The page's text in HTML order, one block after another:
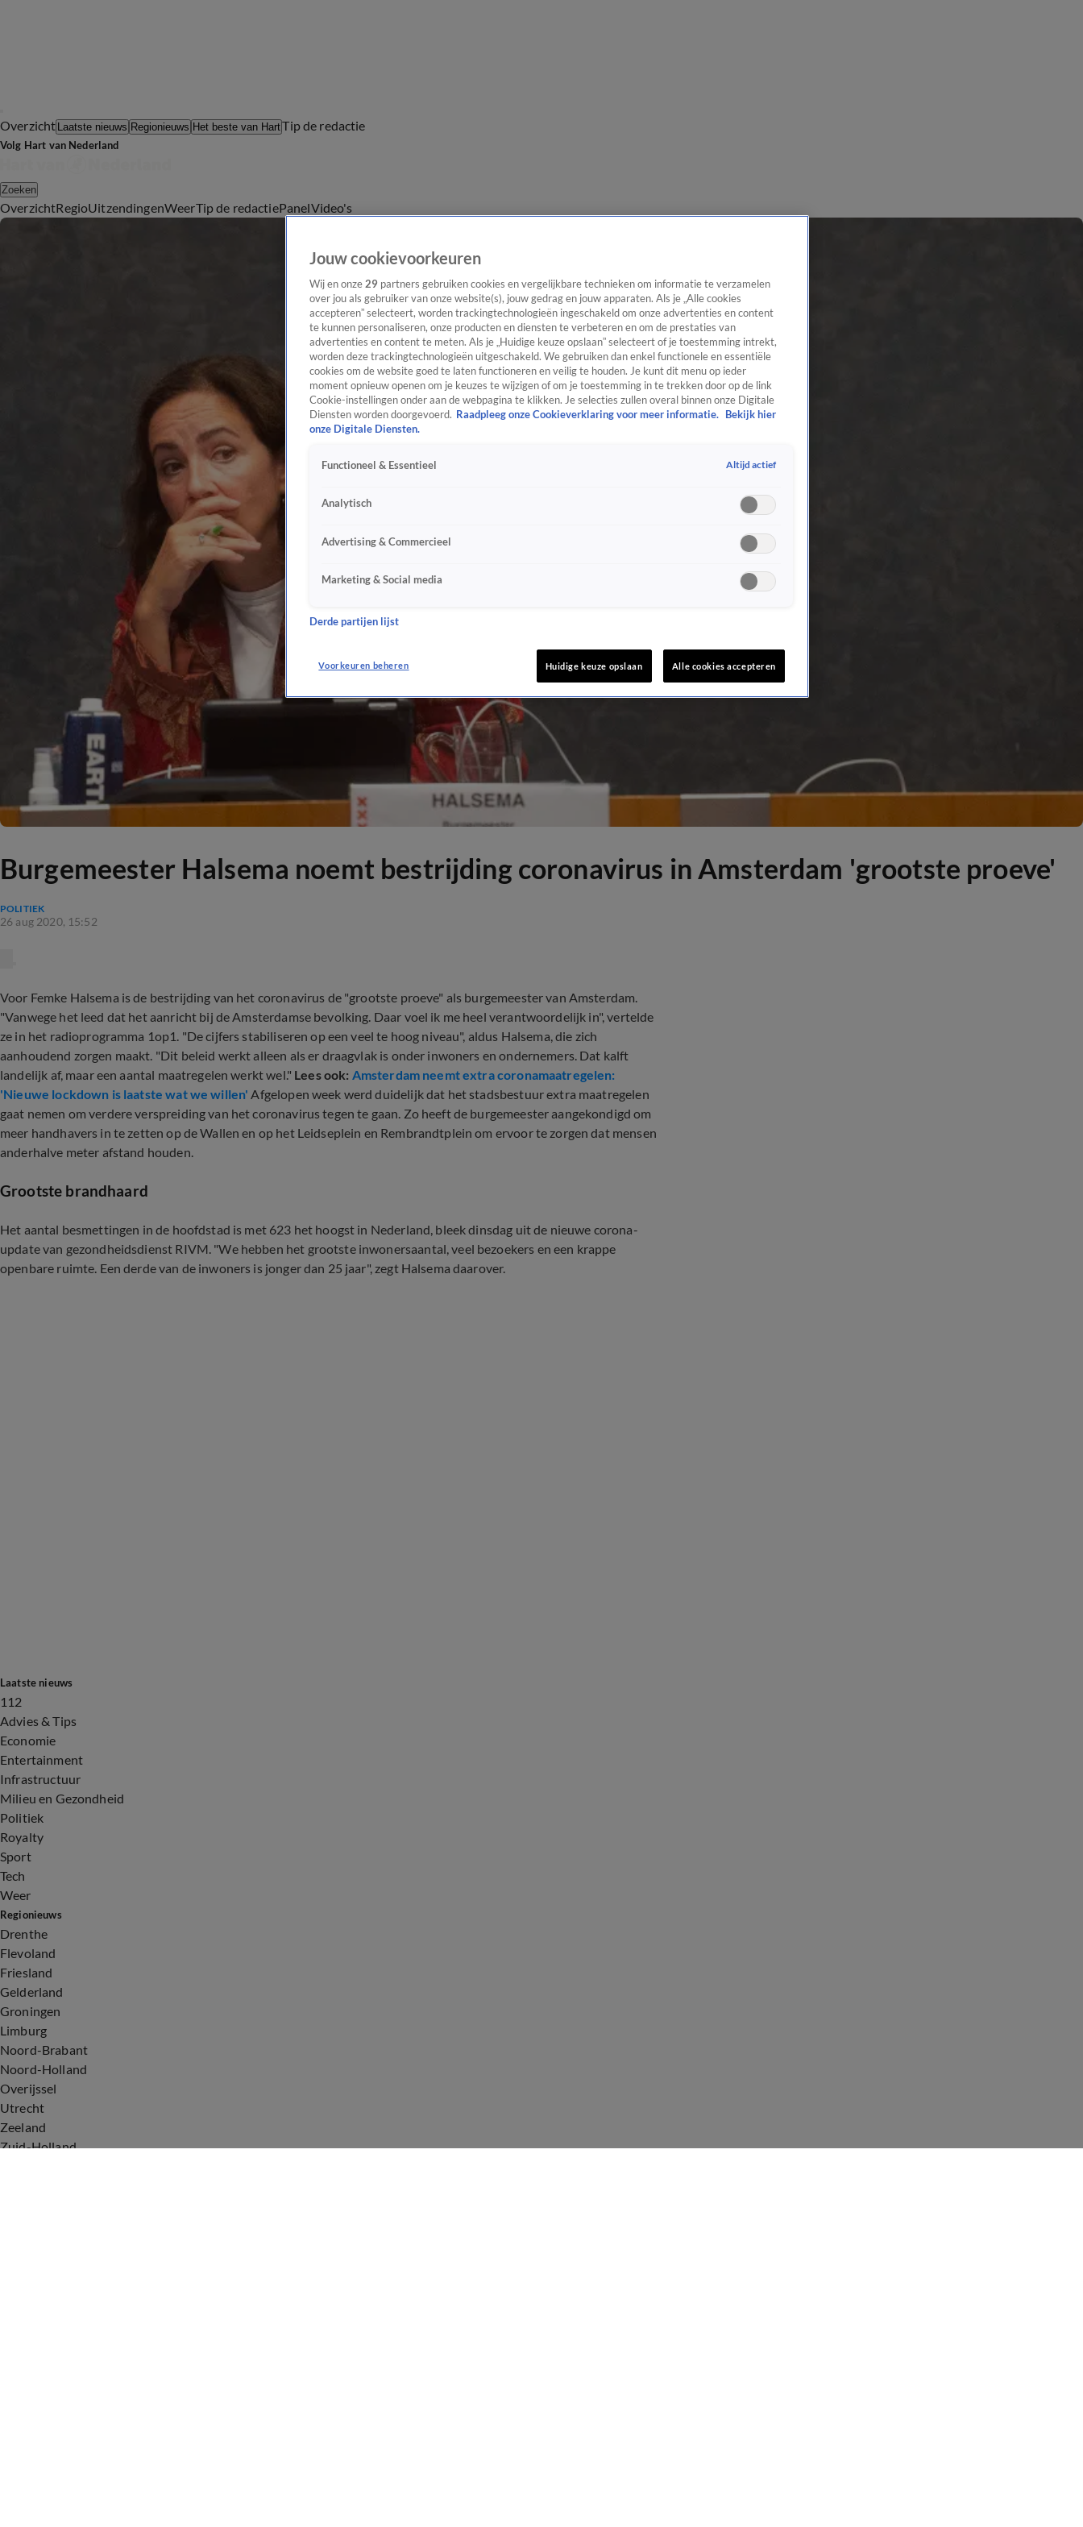
Overzicht Laatste nieuws Regionieuws Het beste van HartTip de redactie
Volg Hart van Nederland
Zoeken
OverzichtRegioUitzendingenWeerTip de redactiePanelVideo's
Burgemeester Halsema noemt bestrijding coronavirus in Amsterdam 'grootste proeve'
POLITIEK
26 aug 2020, 15:52
Voor Femke Halsema is de bestrijding van het coronavirus de "grootste proeve" als burgemeester van Amsterdam.
"Vanwege het leed dat het aanricht bij de Amsterdamse bevolking. Daar voel ik me heel verantwoordelijk in", vertelde
ze in het radioprogramma 1op1. "De cijfers stabiliseren op een veel te hoog niveau", aldus Halsema, die zich
aanhoudend zorgen maakt. "Dit beleid werkt alleen als er draagvlak is onder inwoners en ondernemers. Dat kalft
landelijk af, maar een aantal maatregelen werkt wel." Lees ook: Amsterdam neemt extra coronamaatregelen:
'Nieuwe lockdown is laatste wat we willen' Afgelopen week werd duidelijk dat het stadsbestuur extra maatregelen
gaat nemen om verdere verspreiding van het coronavirus tegen te gaan. Zo heeft de burgemeester aangekondigd om
meer handhavers in te zetten op de Wallen en op het Leidseplein en Rembrandtplein om ervoor te zorgen dat mensen
anderhalve meter afstand houden.
Grootste brandhaard
Het aantal besmettingen in de hoofdstad is met 623 het hoogst in Nederland, bleek dinsdag uit de nieuwe corona-
update van gezondheidsdienst RIVM. "We hebben het grootste inwonersaantal, veel bezoekers en een krappe
openbare ruimte. Een derde van de inwoners is jonger dan 25 jaar", zegt Halsema daarover.
Laatste nieuws
112
Advies & Tips
Economie
Entertainment
Infrastructuur
Milieu en Gezondheid
Politiek
Royalty
Sport
Tech
Weer
Regionieuws
Drenthe
Flevoland
Friesland
Gelderland
Groningen
Limburg
Noord-Brabant
Noord-Holland
Overijssel
Utrecht
Zeeland
Zuid-Holland
Jouw cookievoorkeuren
Wij en onze 29 partners gebruiken cookies en vergelijkbare technieken om informatie te verzamelen
over jou als gebruiker van onze website(s), jouw gedrag en jouw apparaten. Als je „Alle cookies
accepteren” selecteert, worden trackingtechnologieën ingeschakeld om onze advertenties en content
te kunnen personaliseren, onze producten en diensten te verbeteren en om de prestaties van
advertenties en content te meten. Als je „Huidige keuze opslaan” selecteert of je toestemming intrekt,
worden deze trackingtechnologieën uitgeschakeld. We gebruiken dan enkel functionele en essentiële
cookies om de website goed te laten functioneren en veilig te houden. Je kunt dit menu op ieder
moment opnieuw openen om je keuzes te wijzigen of om je toestemming in te trekken door op de link
Cookie-instellingen onder aan de webpagina te klikken. Je selecties zullen overal binnen onze Digitale
Diensten worden doorgevoerd. Raadpleeg onze Cookieverklaring voor meer informatie. Bekijk hier
onze Digitale Diensten.
Functioneel & Essentieel Altijd actief
Analytisch
Advertising & Commercieel
Marketing & Social media
Derde partijen lijst
Voorkeuren beheren Huidige keuze opslaan Alle cookies accepteren